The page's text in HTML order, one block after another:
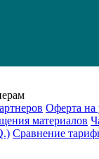
Оферта на
материалов
Cравнение